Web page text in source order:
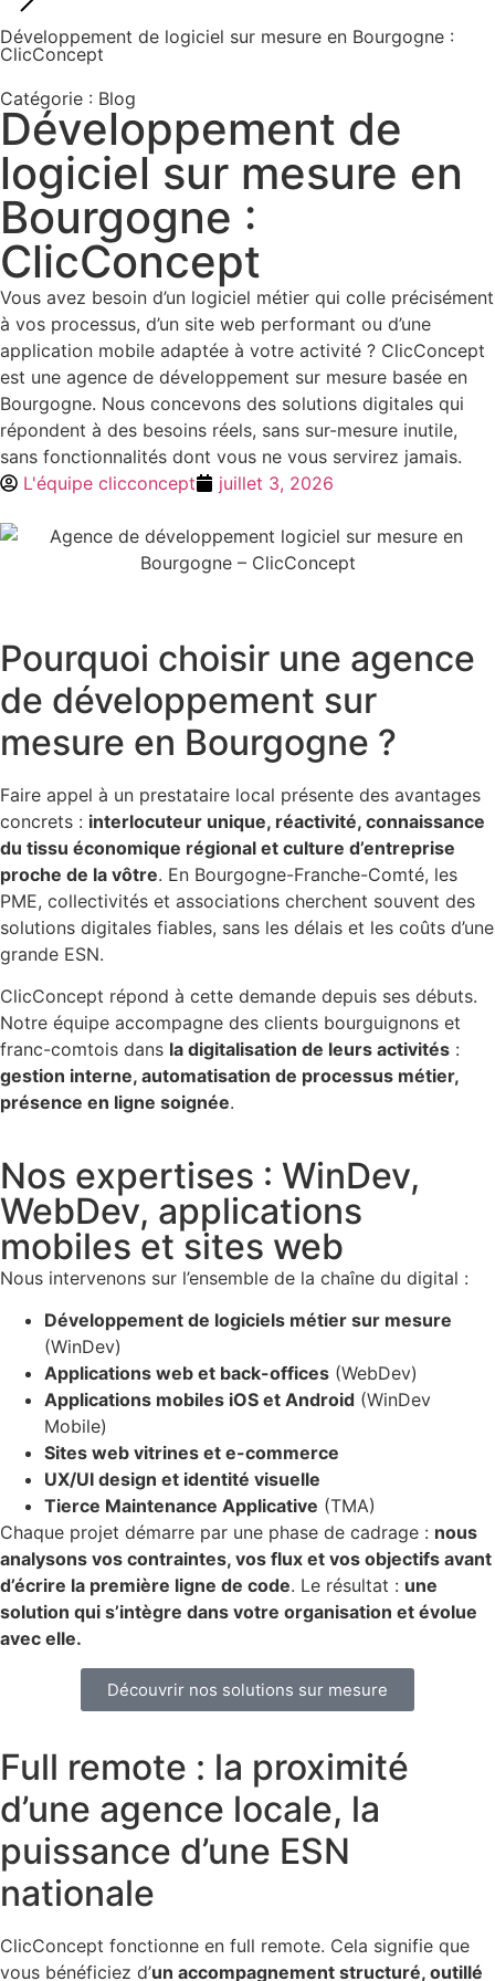
Développement de logiciel sur mesure en Bourgogne :
ClicConcept
Catégorie : Blog
Développement de
logiciel sur mesure en
Bourgogne :
ClicConcept
Vous avez besoin d’un logiciel métier qui colle précisément
à vos processus, d’un site web performant ou d’une
application mobile adaptée à votre activité ? ClicConcept
est une agence de développement sur mesure basée en
Bourgogne. Nous concevons des solutions digitales qui
répondent à des besoins réels, sans sur-mesure inutile,
sans fonctionnalités dont vous ne vous servirez jamais.
L'équipe clicconcept
juillet 3, 2026
Pourquoi choisir une agence
de développement sur
mesure en Bourgogne ?
Faire appel à un prestataire local présente des avantages
concrets : interlocuteur unique, réactivité, connaissance
du tissu économique régional et culture d’entreprise
proche de la vôtre. En Bourgogne-Franche-Comté, les
PME, collectivités et associations cherchent souvent des
solutions digitales fiables, sans les délais et les coûts d’une
grande ESN.
ClicConcept répond à cette demande depuis ses débuts.
Notre équipe accompagne des clients bourguignons et
franc-comtois dans la digitalisation de leurs activités :
gestion interne, automatisation de processus métier,
présence en ligne soignée.
Nos expertises : WinDev,
WebDev, applications
mobiles et sites web
Nous intervenons sur l’ensemble de la chaîne du digital :
Développement de logiciels métier sur mesure
(WinDev)
Applications web et back-offices (WebDev)
Applications mobiles iOS et Android (WinDev
Mobile)
Sites web vitrines et e-commerce
UX/UI design et identité visuelle
Tierce Maintenance Applicative (TMA)
Chaque projet démarre par une phase de cadrage : nous
analysons vos contraintes, vos flux et vos objectifs avant
d’écrire la première ligne de code. Le résultat : une
solution qui s’intègre dans votre organisation et évolue
avec elle.
Découvrir nos solutions sur mesure
Full remote : la proximité
d’une agence locale, la
puissance d’une ESN
nationale
ClicConcept fonctionne en full remote. Cela signifie que
vous bénéficiez d’un accompagnement structuré, outillé